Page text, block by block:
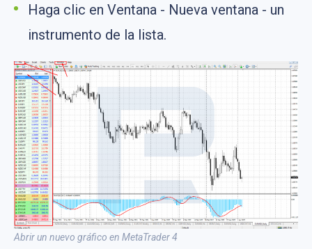
Haga clic en Ventana - Nueva ventana - un
instrumento de la lista.
Abrir un nuevo gráfico en MetaTrader 4